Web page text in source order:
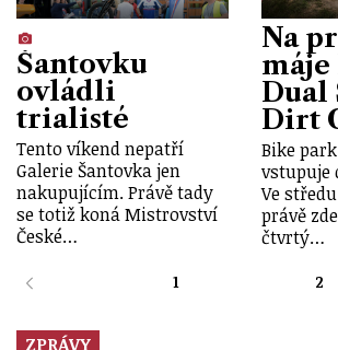
Šantovku
ovládli
trialisté
Tento víkend nepatří
Galerie Šantovka jen
nakupujícím. Právě tady
se totiž koná Mistrovství
České…
Na
máje
Dual
Dirt
Bike
vstupuje
Ve
právě
čtvrtý…
1 2
ZPRÁVY